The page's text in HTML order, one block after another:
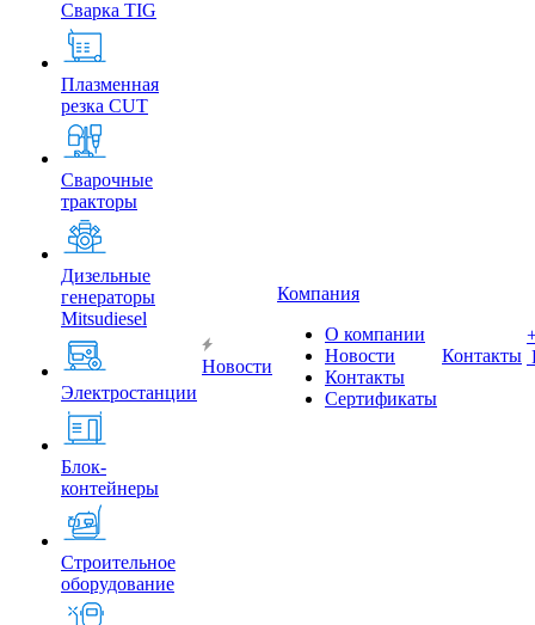
Сварка TIG
Плазменная
резка CUT
Сварочные
тракторы
Дизельные
генераторы
Mitsudiesel
Электростанции
Блок-
контейнеры
Строительное
оборудование
Новости
Компания
О компании
Новости
Контакты
Сертификаты
Контакты